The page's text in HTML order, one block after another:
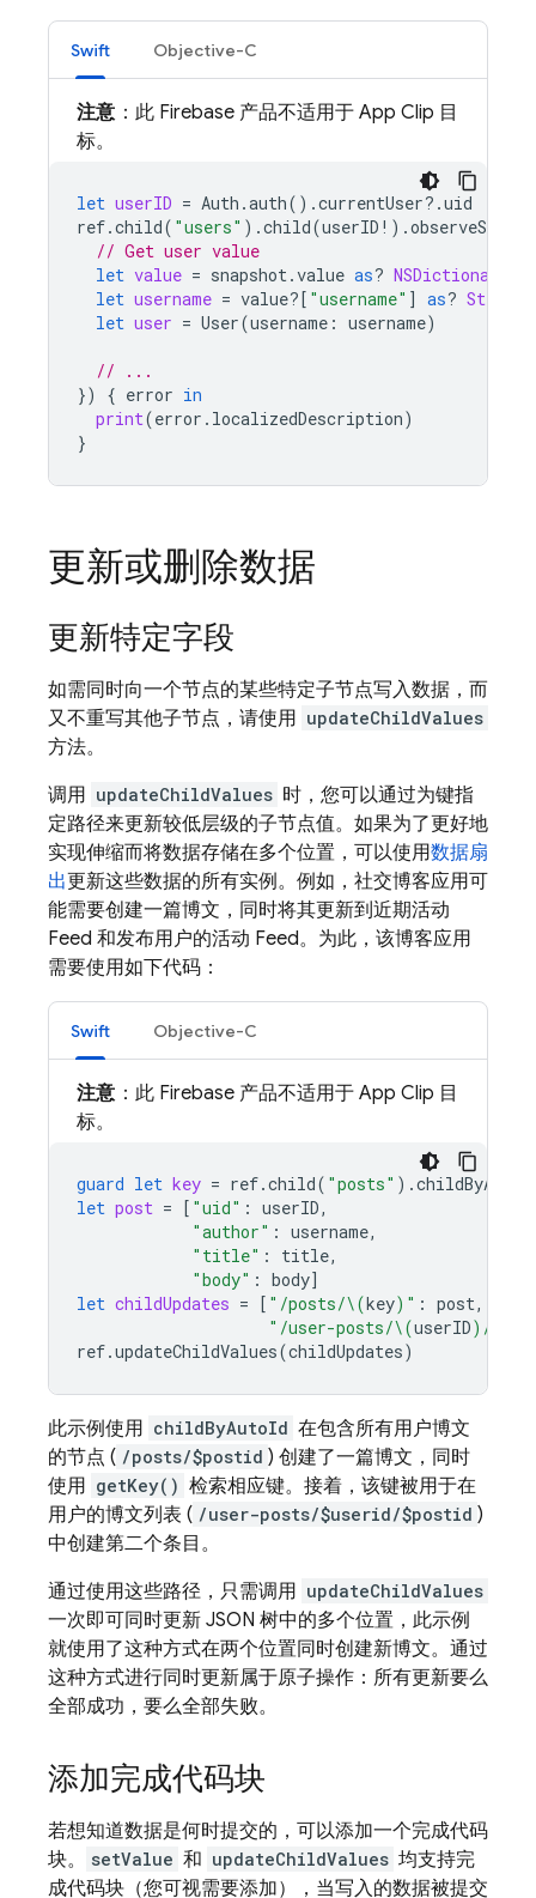
Swift Objective-C
注意：此 Firebase 产品不适用于 App Clip 目
标。
let userID = Auth .auth().currentUser?.uid
ref.child( "users" ).child(userID !).
// Get user value
let value = snapshot.value as? NSDictionary
let username = value?[ "username" ] as? String
let user = User(username : username)
// ...
})
{ error in
print(error . localizedDescription)
}
更新或删除数据
更新特定字段
如需同时向一个节点的某些特定子节点写入数据，而
又不重写其他子节点，请使用 updateChildValues
方法。
调用 updateChildValues 时，您可以通过为键指
定路径来更新较低层级的子节点值。如果为了更好地
实现伸缩而将数据存储在多个位置，可以使用数据扇
出更新这些数据的所有实例。例如，社交博客应用可
能需要创建一篇博文，同时将其更新到近期活动
Feed 和发布用户的活动 Feed。为此，该博客应用
需要使用如下代码：
Swift Objective-C
注意：此 Firebase 产品不适用于 App Clip 目
标。
guard let key = ref.child( "posts" ).
let post = [ "uid" : userID,
"author" : username,
"title" : title,
"body" : body]
let childUpdates = [ "/posts/\(key) " : post,
"/user-posts/\(userID) /
ref.updateChildValues(childUpdates)
此示例使用 childByAutoId 在包含所有用户博文
的节点 ( /posts/$postid ) 创建了一篇博文，同时
使用 getKey() 检索相应键。接着，该键被用于在
用户的博文列表 ( /user-posts/$userid/$postid )
中创建第二个条目。
通过使用这些路径，只需调用 updateChildValues
一次即可同时更新 JSON 树中的多个位置，此示例
就使用了这种方式在两个位置同时创建新博文。通过
这种方式进行同时更新属于原子操作：所有更新要么
全部成功，要么全部失败。
添加完成代码块
若想知道数据是何时提交的，可以添加一个完成代码
块。
setValue 和 updateChildValues 均支持完
成代码块（您可视需要添加），当写入的数据被提交